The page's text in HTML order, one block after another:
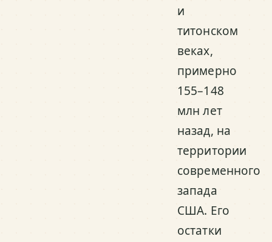
и
титонском
веках,
примерно
155–148
млн лет
назад, на
территории
современного
запада
США. Его
остатки